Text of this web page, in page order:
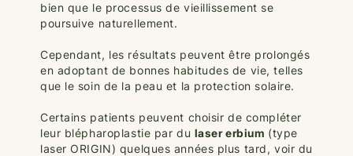
bien que le processus de vieillissement se
poursuive naturellement.
Cependant, les résultats peuvent être prolongés
en adoptant de bonnes habitudes de vie, telles
que le soin de la peau et la protection solaire.
Certains patients peuvent choisir de compléter
leur blépharoplastie par du laser erbium (type
laser ORIGIN) quelques années plus tard, voir du